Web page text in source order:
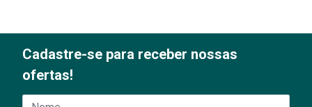
Cadastre-se para receber nossas
ofertas!